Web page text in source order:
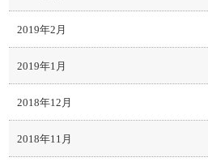
2019年2月
2019年1月
2018年12月
2018年11月